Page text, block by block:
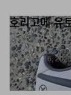
패션
호리고메 유
에어 포스 1을
Mar 16,